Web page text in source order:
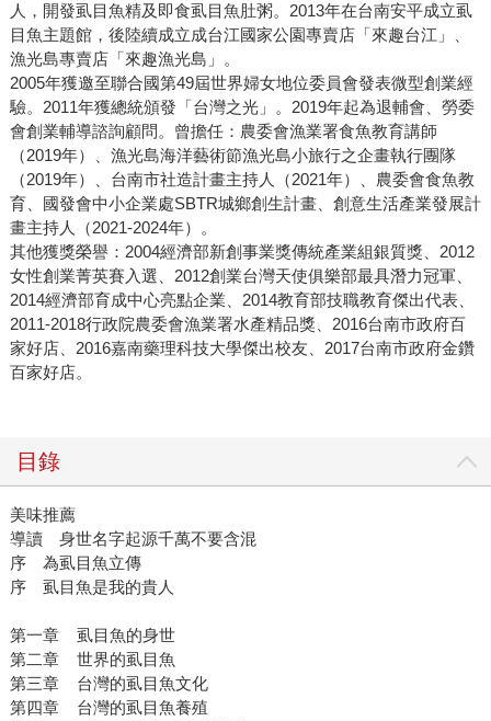
人，開發虱目魚精及即食虱目魚肚粥。2013年在台南安平成立虱
目魚主題館，後陸續成立成台江國家公園專賣店「來趣台江」、
漁光島專賣店「來趣漁光島」。
2005年獲邀至聯合國第49屆世界婦女地位委員會發表微型創業經
驗。2011年獲總統頒發「台灣之光」。2019年起為退輔會、勞委
會創業輔導諮詢顧問。曾擔任：農委會漁業署食魚教育講師
（2019年）、漁光島海洋藝術節漁光島小旅行之企畫執行團隊
（2019年）、台南市社造計畫主持人（2021年）、農委會食魚教
育、國發會中小企業處SBTR城鄉創生計畫、創意生活產業發展計
畫主持人（2021-2024年）。
其他獲獎榮譽：2004經濟部新創事業獎傳統產業組銀質獎、2012
女性創業菁英賽入選、2012創業台灣天使俱樂部最具潛力冠軍、
2014經濟部育成中心亮點企業、2014教育部技職教育傑出代表、
2011-2018行政院農委會漁業署水產精品獎、2016台南市政府百
家好店、2016嘉南藥理科技大學傑出校友、2017台南市政府金鑽
百家好店。
目錄
美味推薦
導讀 身世名字起源千萬不要含混
序 為虱目魚立傳
序 虱目魚是我的貴人
第一章 虱目魚的身世
第二章 世界的虱目魚
第三章 台灣的虱目魚文化
第四章 台灣的虱目魚養殖